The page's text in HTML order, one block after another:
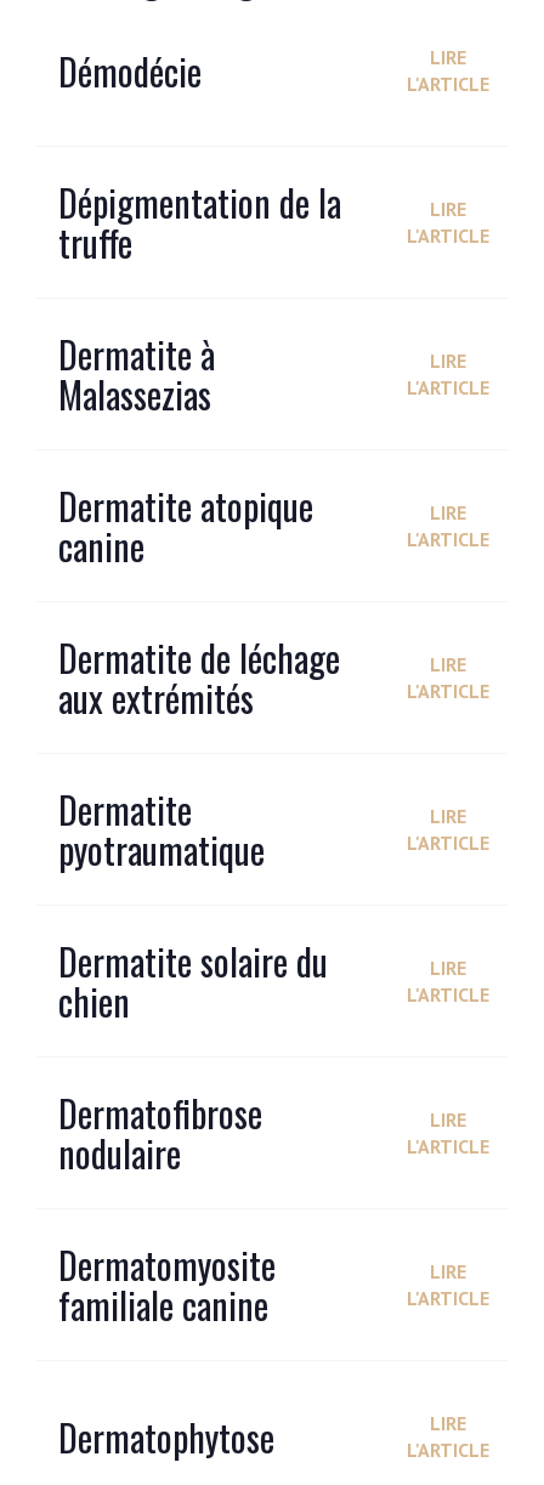
Démodécie
LIRE
L'ARTICLE
Dépigmentation de la
truffe
LIRE
L'ARTICLE
Dermatite à
Malassezias
LIRE
L'ARTICLE
Dermatite atopique
canine
LIRE
L'ARTICLE
Dermatite de léchage
aux extrémités
LIRE
L'ARTICLE
Dermatite
pyotraumatique
LIRE
L'ARTICLE
Dermatite solaire du
chien
LIRE
L'ARTICLE
Dermatofibrose
nodulaire
LIRE
L'ARTICLE
Dermatomyosite
familiale canine
LIRE
L'ARTICLE
Dermatophytose
LIRE
L'ARTICLE